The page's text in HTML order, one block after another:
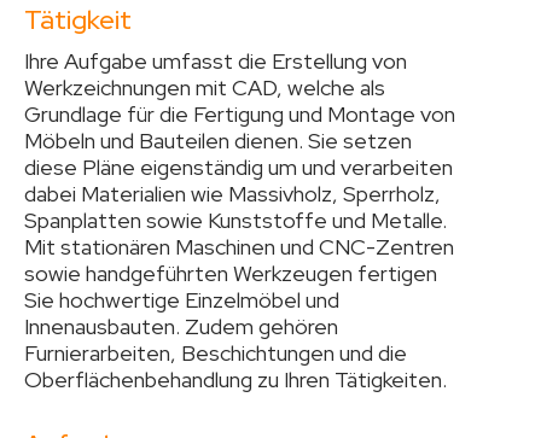
Tätigkeit
Ihre Aufgabe umfasst die Erstellung von
Werkzeichnungen mit CAD, welche als
Grundlage für die Fertigung und Montage von
Möbeln und Bauteilen dienen. Sie setzen
diese Pläne eigenständig um und verarbeiten
dabei Materialien wie Massivholz, Sperrholz,
Spanplatten sowie Kunststoffe und Metalle.
Mit stationären Maschinen und CNC-Zentren
sowie handgeführten Werkzeugen fertigen
Sie hochwertige Einzelmöbel und
Innenausbauten. Zudem gehören
Furnierarbeiten, Beschichtungen und die
Oberflächenbehandlung zu Ihren Tätigkeiten.